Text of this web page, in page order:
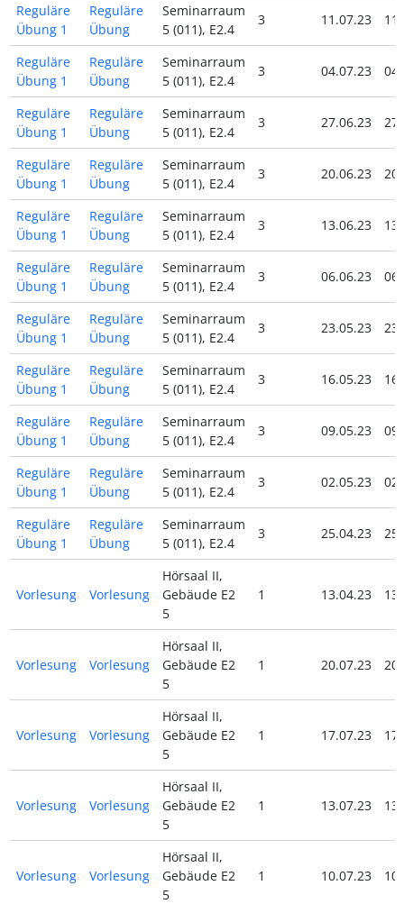
Reguläre
Übung 1
Reguläre
Übung
Seminarraum
5 (011), E2.4
3 11.07.23
Reguläre
Übung 1
Reguläre
Übung
Seminarraum
5 (011), E2.4
3 04.07.23
Reguläre
Übung 1
Reguläre
Übung
Seminarraum
5 (011), E2.4
3 27.06.23
Reguläre
Übung 1
Reguläre
Übung
Seminarraum
5 (011), E2.4
3 20.06.23
Reguläre
Übung 1
Reguläre
Übung
Seminarraum
5 (011), E2.4
3 13.06.23
Reguläre
Übung 1
Reguläre
Übung
Seminarraum
5 (011), E2.4
3 06.06.23
Reguläre
Übung 1
Reguläre
Übung
Seminarraum
5 (011), E2.4
3 23.05.23
Reguläre
Übung 1
Reguläre
Übung
Seminarraum
5 (011), E2.4
3 16.05.23
Reguläre
Übung 1
Reguläre
Übung
Seminarraum
5 (011), E2.4
3 09.05.23
Reguläre
Übung 1
Reguläre
Übung
Seminarraum
5 (011), E2.4
3 02.05.23
Reguläre
Übung 1
Reguläre
Übung
Seminarraum
5 (011), E2.4
3 25.04.23
Vorlesung Vorlesung
Hörsaal II,
Gebäude E2
5
1 13.04.23
Vorlesung Vorlesung
Hörsaal II,
Gebäude E2
5
1 20.07.23
Vorlesung Vorlesung
Hörsaal II,
Gebäude E2
5
1 17.07.23
Vorlesung Vorlesung
Hörsaal II,
Gebäude E2
5
1 13.07.23
Vorlesung Vorlesung
Hörsaal II,
Gebäude E2
5
1 10.07.23